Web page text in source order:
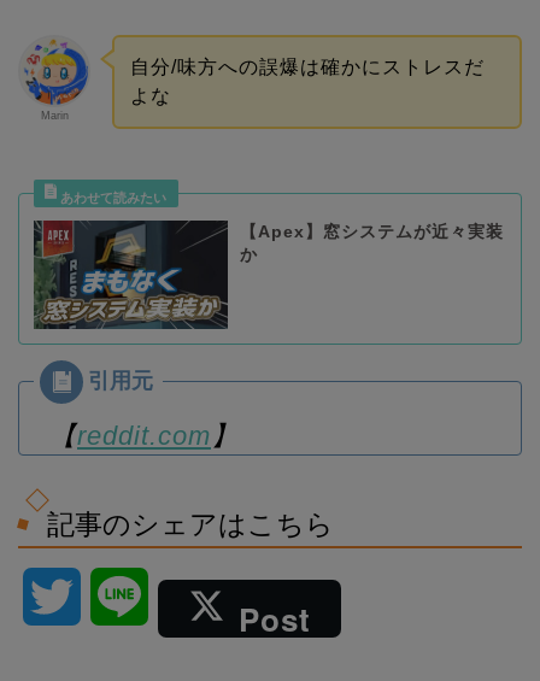
Marin
自分/味方への誤爆は確かにストレスだ
よな
【Apex】窓システムが近々実装
か
【reddit.com 】
記事のシェアはこちら
Post